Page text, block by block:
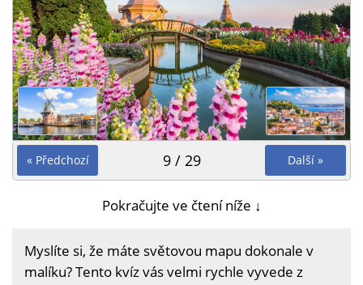
« Předchozí Další »
9 / 29
Pokračujte ve čtení níže ↓
Myslíte si, že máte světovou mapu dokonale v
malíku? Tento kvíz vás velmi rychle vyvede z